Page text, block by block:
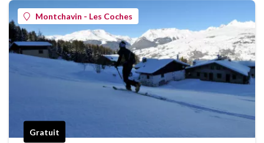
Montchavin - Les Coches
Gratuit